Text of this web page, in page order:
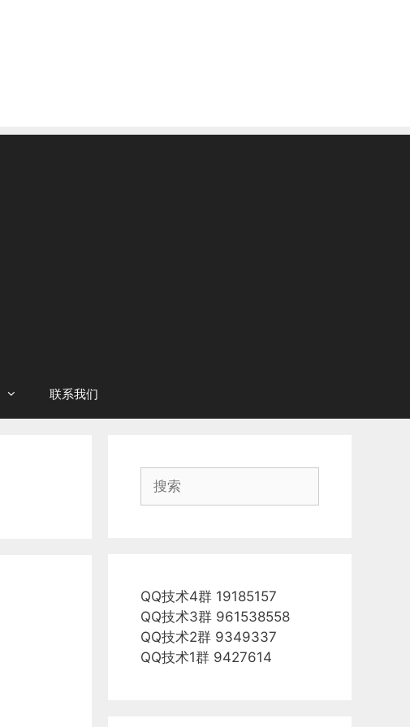
联系我们
QQ技术4群 19185157
QQ技术3群 961538558
QQ技术2群 9349337
QQ技术1群 9427614